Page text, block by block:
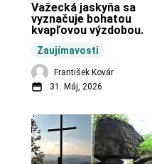
Zaujímavosti
Važecká jaskyňa sa
vyznačuje bohatou
kvapľovou výzdobou.
František Kovár
31. Máj, 2026